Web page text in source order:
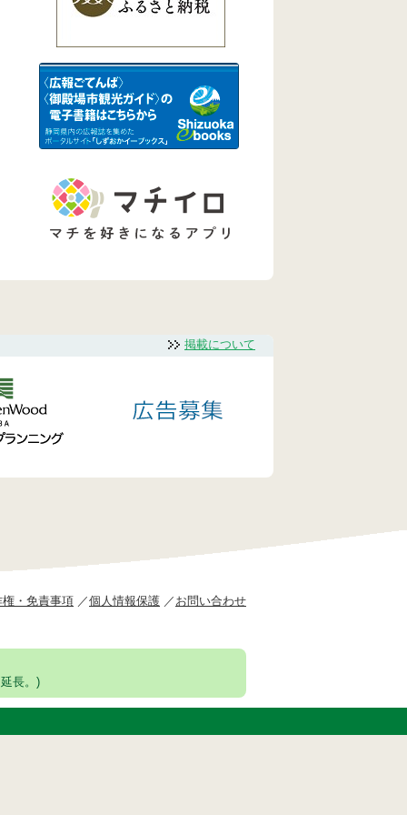
掲載について
・免責事項 個人情報保護 お問い合わせ
長。)